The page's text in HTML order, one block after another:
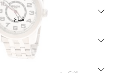
مُباع